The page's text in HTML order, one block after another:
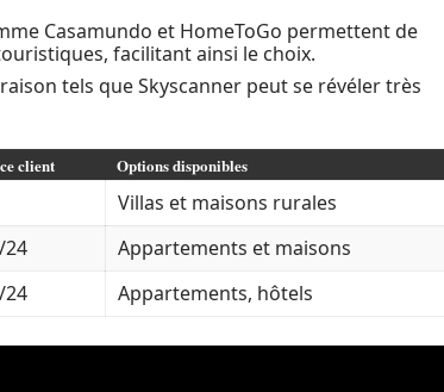
Casamundo et HomeToGo permettent de
facilitant ainsi le choix.
tels que Skyscanner peut se révéler très
client Options disponibles
Villas et maisons rurales
24
Appartements et maisons
24 Appartements, hôtels